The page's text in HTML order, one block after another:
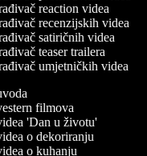
reaction videa
recenzijskih videa
satiričnih videa
teaser trailera
umjetničkih videa
filmova
'Dan u životu'
o dekoriranju
o kuhanju